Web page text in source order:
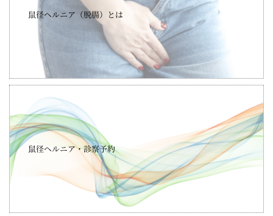
鼠径ヘルニア（脱腸）とは
鼠径ヘルニア・診察予約